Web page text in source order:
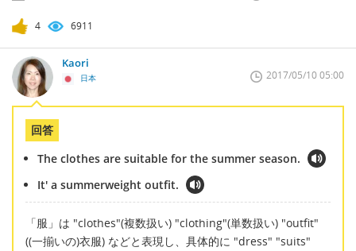
4 6911
Kaori
日本 2017/05/10 05:00
回答
The clothes are suitable for the summer season.
It' a summerweight outfit.
「服」は "clothes"(複数扱い) "clothing"(単数扱い) "outfit"
((一揃いの)衣服) などと表現し、具体的に "dress" "suits"